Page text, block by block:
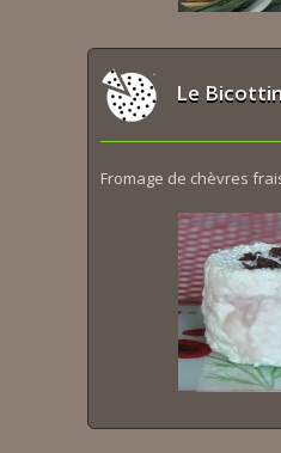
Le
Fromage de chèvres